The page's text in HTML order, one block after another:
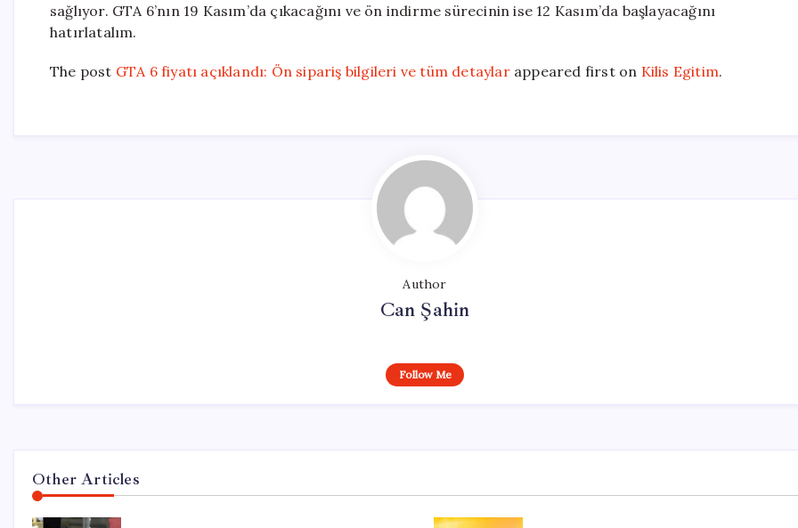
sağlıyor. GTA 6’nın 19 Kasım’da çıkacağını ve ön indirme sürecinin ise 12 Kasım’da başlayacağını
hatırlatalım.
The post GTA 6 fiyatı açıklandı: Ön sipariş bilgileri ve tüm detaylarappeared first on Kilis Egitim.
Author
Can Şahin
Follow Me
Other Articles